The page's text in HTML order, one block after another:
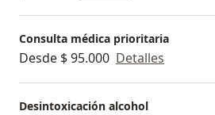
Consulta médica prioritaria
Desde $ 95.000 Detalles
Desintoxicación alcohol